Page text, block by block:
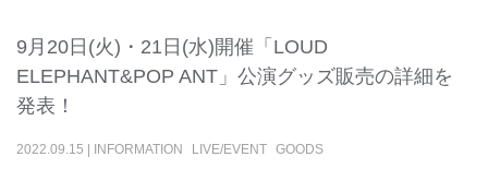
9月20日(火)・21日(水)開催「LOUD
ELEPHANT&POP ANT」公演グッズ販売の詳細を
発表！
2022.09.15 INFORMATION LIVE/EVENT GOODS